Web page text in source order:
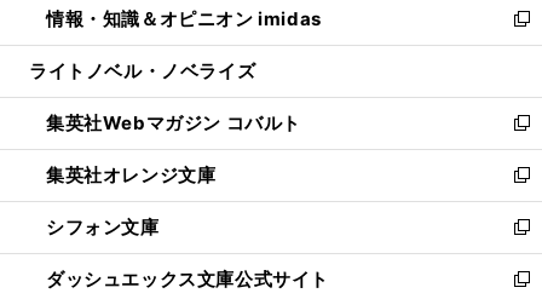
く
で
開
ド
ウ
開
く
ィ
ン
ウ
で
開
く
い
ウ
ン
ド
ウ
で
開
く
情報・知識＆オピニオン imidas
新
し
ウ
ィ
ン
ド
ウ
で
開
く
ライトノベル・ノベライズ
集英社Webマガジン コバルト
新
し
い
ウ
ィ
ン
ド
集英社オレンジ文庫
新
し
い
ウ
ィ
シフォン文庫
新
し
い
ダッシュエックス文庫公式サイト
新